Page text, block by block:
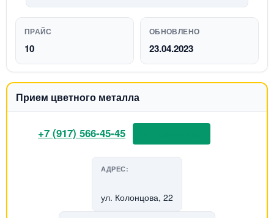
ПРАЙС
10
ОБНОВЛЕНО
23.04.2023
Прием цветного металла
+7 (917) 566-45-45
АДРЕС:
ул. Колонцова, 22